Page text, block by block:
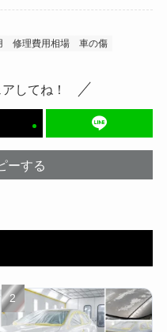
修理費用相場 車の傷
してね！
ーする